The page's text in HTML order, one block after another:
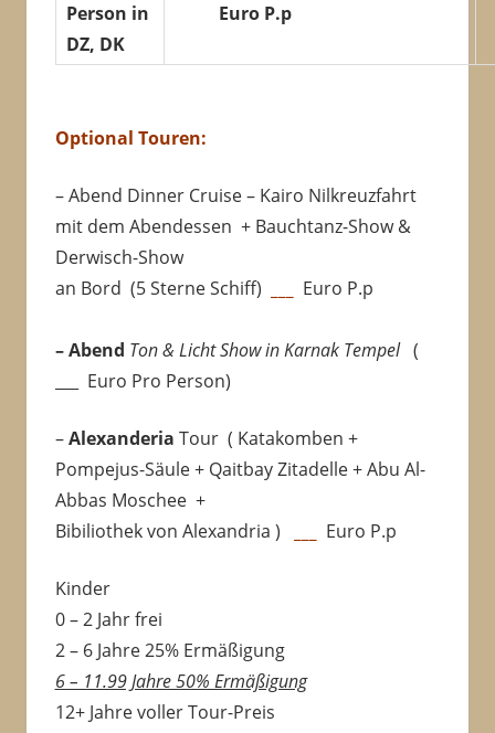
Person in
DZ, DK
Euro P.p
Optional Touren:
– Abend Dinner Cruise – Kairo Nilkreuzfahrt
mit dem Abendessen + Bauchtanz-Show &
Derwisch-Show
an Bord (5 Sterne Schiff)
Euro P.p
– Abend Ton & Licht Show in Karnak Tempel(
Euro Pro Person)
–Alexanderia Tour ( Katakomben +
Pompejus-Säule + Qaitbay Zitadelle + Abu Al-
Abbas Moschee +
Bibiliothek von Alexandria )
Euro P.p
Kinder
0 – 2 Jahr frei
2 – 6 Jahre 25% Ermäßigung
6 – 11.99 Jahre 50% Ermäßigung
12+ Jahre voller Tour-Preis